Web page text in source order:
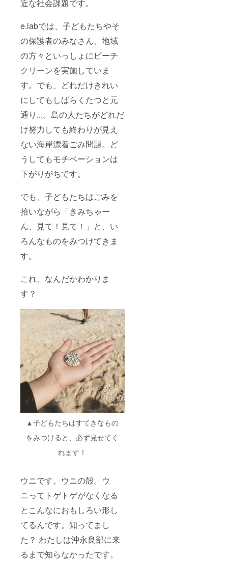
近な社会課題です。
e.labでは、子どもたちやそ
の保護者のみなさん、地域
の方々といっしょにビーチ
クリーンを実施していま
す。でも、どれだけきれい
にしてもしばらくたつと元
通り...。島の人たちがどれだ
け努力しても終わりが見え
ない海岸漂着ごみ問題。ど
うしてもモチベーションは
下がりがちです。
でも、子どもたちはごみを
拾いながら「きみちゃー
ん、見て！見て！」と、い
ろんなものをみつけてきま
す。
これ、なんだかわかりま
す？
▲子どもたちはすてきなもの
をみつけると、必ず見せてく
れます！
ウニです。ウニの殻。ウ
ニってトゲトゲがなくなる
とこんなにおもしろい形し
てるんです。知ってまし
た？ わたしは沖永良部に来
るまで知らなかったです。